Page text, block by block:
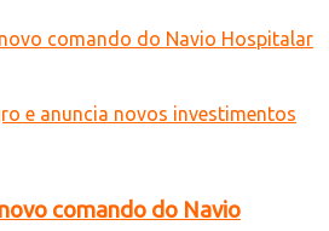
comando do Navio